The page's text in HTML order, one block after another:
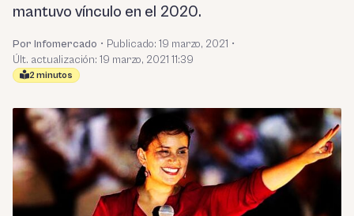
mantuvo vínculo en el 2020.
Por Infomercado • Publicado: 19 marzo, 2021 •
Últ. actualización: 19 marzo, 2021 11:39
2 minutos